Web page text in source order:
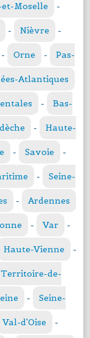
Moselle -
- Nièvre -
- Orne - Pas-
Atlantiques
- Bas-
- Haute-
- Savoie -
- Seine-
- Ardennes
- Var -
Haute-Vienne -
Territoire-de-
- Seine-
Val-d'Oise -